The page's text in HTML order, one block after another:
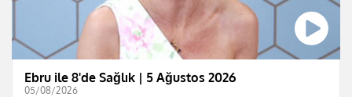
Ebru ile 8'de Sağlık | 5 Ağustos 2026
05/08/2026